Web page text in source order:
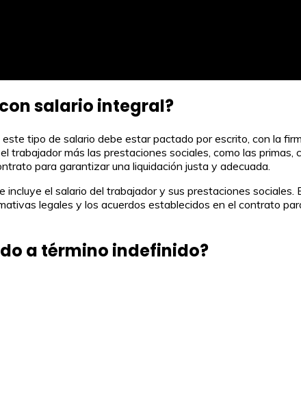
salario integral?
tipo de salario debe estar pactado por escrito, con la
más las prestaciones sociales, como las
para garantizar una liquidación justa y adecuada.
el salario del trabajador y sus prestaciones
legales y los acuerdos establecidos en el contrato
a término indefinido?